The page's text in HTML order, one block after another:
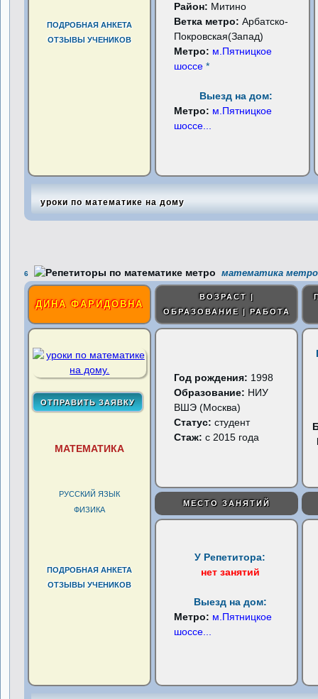
ПОДРОБНАЯ АНКЕТА
ОТЗЫВЫ УЧЕНИКОВ
Район: Митино
Ветка метро:Арбатско-
Покровская(Запад)
Метро: м.Пятницкое
шоссе *
Выезд на дом:
Метро: м.Пятницкое
шоссе
уроки по математике на дому
6 математика
ДИНА ФАРИДОВНА
ВОЗРАСТ |
ОБРАЗОВАНИЕ | РАБОТА
МАТЕМАТИКА
РУССКИЙ ЯЗЫК
ФИЗИКА
ПОДРОБНАЯ АНКЕТА
ОТЗЫВЫ УЧЕНИКОВ
Год рождения: 1998
Образование: НИУ
ВШЭ (Москва)
Статус:студент
Стаж: с 2015 года
МЕСТО ЗАНЯТИЙ
У Репетитора:
нет занятий
Выезд на дом:
Метро: м.Пятницкое
шоссе